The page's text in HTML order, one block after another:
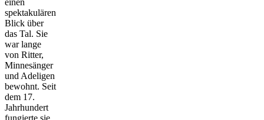
spektakulären
Blick über
das Tal. Sie
war lange
von Ritter,
Minnesänger
und Adeligen
bewohnt. Seit
dem 17.
Jahrhundert
fungierte sie